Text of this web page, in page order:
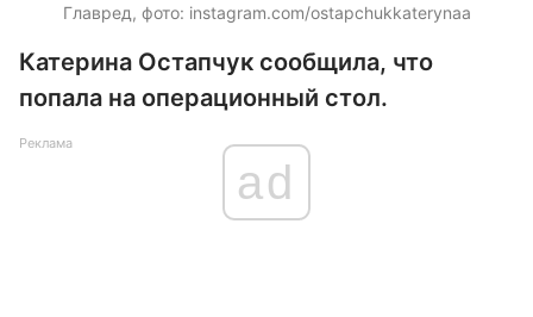
Главред, фото: instagram.com/ostapchukkaterynaa
Катерина Остапчук сообщила, что
попала на операционный стол.
Реклама
ad